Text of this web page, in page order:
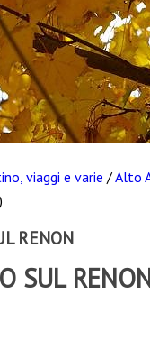
viaggi e varie /Alto
)
RENON
SUL